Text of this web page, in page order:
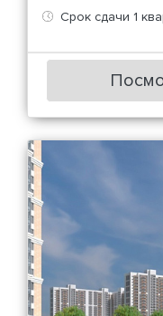
Срок сдачи 1